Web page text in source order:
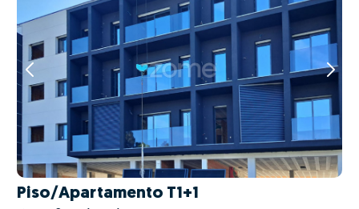
Piso/Apartamento T1+1